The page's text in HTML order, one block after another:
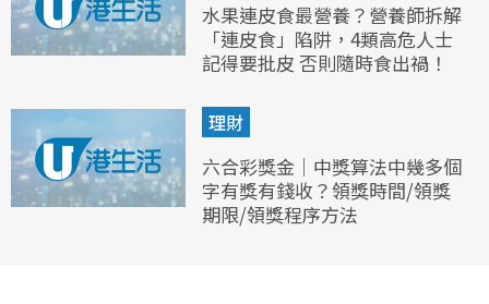
水果連皮食最營養？營養師拆解
「連皮食」陷阱，4類高危人士
記得要批皮 否則隨時食出禍！
理財
六合彩獎金｜中獎算法中幾多個
字有獎有錢收？領獎時間/領獎
期限/領獎程序方法